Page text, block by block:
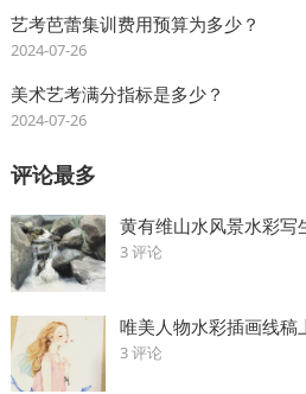
艺考芭蕾集训费用预算为多少？
2024-07-26
美术艺考满分指标是多少？
2024-07-26
评论最多
黄有维山水风景水彩写
3 评论
唯美人物水彩插画线稿
3 评论